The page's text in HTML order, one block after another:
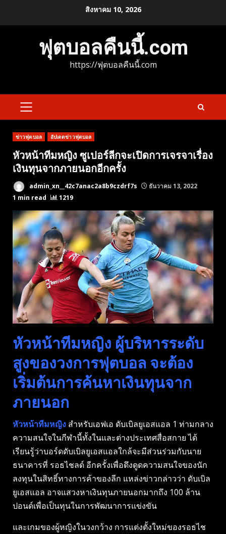
สิงหาคม 10, 2026
ฟุตบอลคืนนี้.com
https://ฟุตบอลคืนนี้.com
PRIMARY
ข่าวฟุตบอล อัปเดตข่าวฟุตบอล
หัวหน้าทีมหญิง ซูเปอร์ลีกจะเปิดการเจรจาเรื่อง
เงินทุนจากภายนอกอีกครั้ง
admin_xn__42c7anac2a8b9czdrf7s
ธันวาคม 13, 2022
1 min read
1219
หัวหน้าทีมหญิง ผู้บริหารระดับ
สูงของวงการฟุตบอล จะต้อง
เริ่มต้นการค้นหาเงินทุนจาก
ภายนอก
หัวหน้าทีมหญิง สําหรับเอฟเอ ดับเบิลยูเอสแอล 1 ท่ามกลาง
ความสนใจในกีฬานี้ทั้งในและต่างประเทศสื่อสกาย ได้
เรียนรู้ว่าบอร์ดดับเบิลยูเอสแอลใกล้จะมีส่วนร่วมกับนาย
ธนาคารที่ รอธไชลด์ อีกครั้งเพื่อดึงดูดความสนใจของนัก
ลงทุนในสิทธิ์ทางการค้าของลีก แหล่งข่าวกล่าวว่า ดับเบิล
ยูเอสแอล อาจแสวงหาเงินทุนภายนอกมากถึง 100 ล้าน
ปอนด์เพื่อเป็นทุนในการพัฒนาการแข่งขัน
และเกมของผู้หญิงในวงกว้าง การแต่งตั้งใหม่ของรอธไช